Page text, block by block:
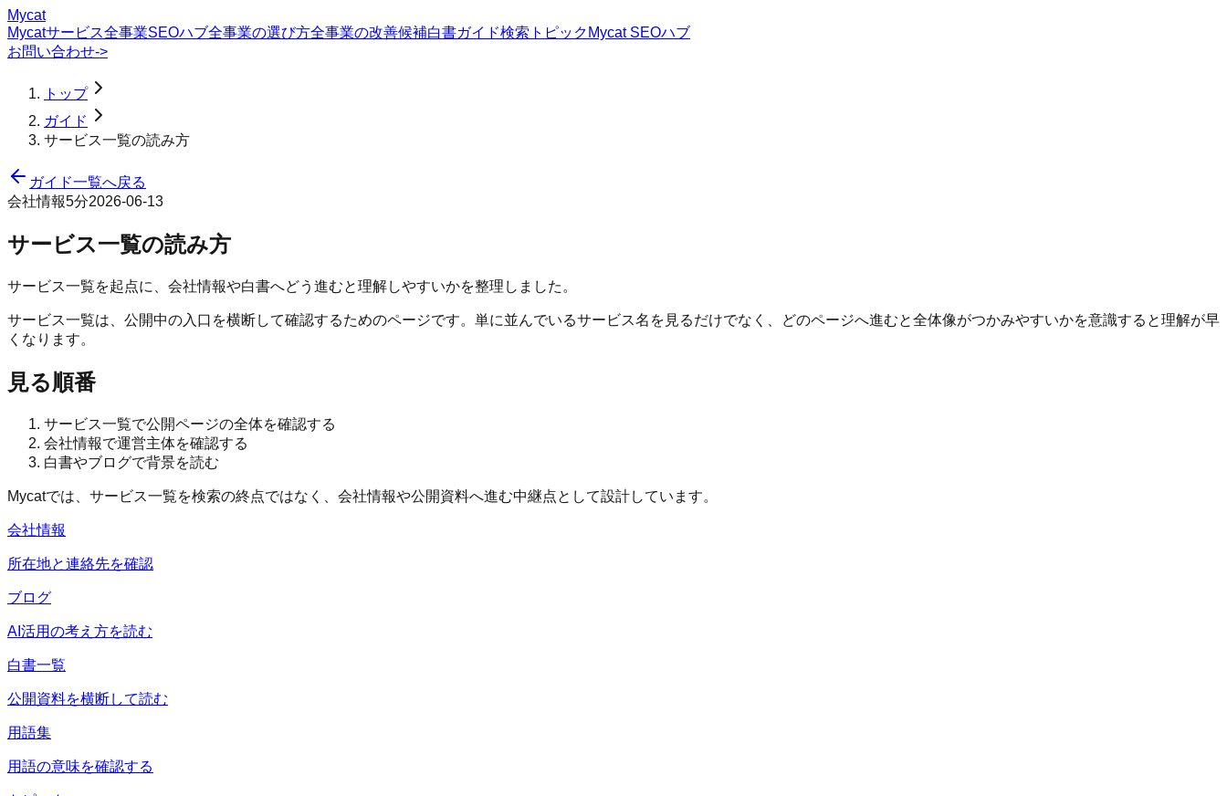
Mycat
Mycatサービス全事業SEOハブ全事業の選び方全事業の改善候補白書ガイド検索トピック Mycat SEOハブ
お問い合わせ->
トップ
ガイド
サービス一覧の読み方
ガイド一覧へ戻る
会社情報5分2026-06-13
サービス一覧の読み方
サービス一覧を起点に、会社情報や白書へどう進むと理解しやすいかを整理しました。
サービス一覧は、公開中の入口を横断して確認するためのページです。単に並んでいるサービス名を見るだけでなく、どのページへ進むと全体像がつかみやすいかを意識すると理解が早
くなります。
見る順番
サービス一覧で公開ページの全体を確認する
会社情報で運営主体を確認する
白書やブログで背景を読む
Mycatでは、サービス一覧を検索の終点ではなく、会社情報や公開資料へ進む中継点として設計しています。
会社情報
所在地と連絡先を確認
ブログ
AI活用の考え方を読む
白書一覧
公開資料を横断して読む
用語集
用語の意味を確認する